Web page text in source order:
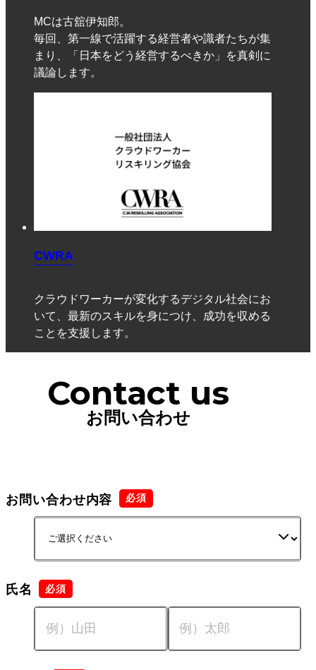
MCは古舘伊知郎。
毎回、第一線で活躍する経営者や識者たちが集
まり、「日本をどう経営するべきか」を真剣に
議論します。
CWRA
クラウドワーカーが変化するデジタル社会にお
いて、最新のスキルを身につけ、成功を収める
ことを支援します。
Contact us
お問い合わせ
お問い合わせ内容
氏名